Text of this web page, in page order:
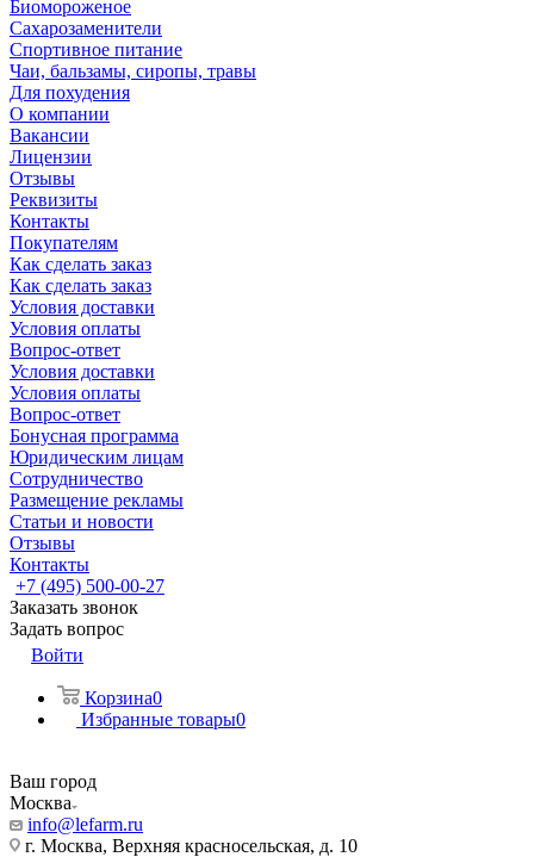
Биомороженое
Сахарозаменители
Спортивное питание
Чаи, бальзамы, сиропы, травы
Для похудения
О компании
Вакансии
Лицензии
Отзывы
Реквизиты
Контакты
Покупателям
Как сделать заказ
Как сделать заказ
Условия доставки
Условия оплаты
Вопрос-ответ
Условия доставки
Условия оплаты
Вопрос-ответ
Бонусная программа
Юридическим лицам
Сотрудничество
Размещение рекламы
Статьи и новости
Отзывы
Контакты
+7 (495) 500-00-27
Заказать звонок
Задать вопрос
Войти
Корзина0
Избранные товары0
Ваш город
Москва
info@lefarm.ru
г. Москва, Верхняя красносельская, д. 10